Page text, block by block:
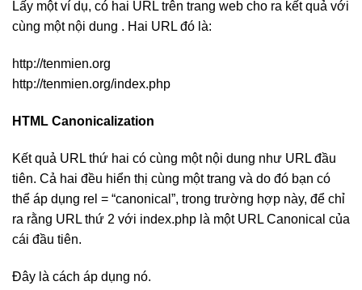
Lấy một ví dụ, có hai URL trên trang web cho ra kết quả với
cùng một nội dung . Hai URL đó là:
http://tenmien.org
http://tenmien.org/index.php
HTML Canonicalization
Kết quả URL thứ hai có cùng một nội dung như URL đầu
tiên. Cả hai đều hiển thị cùng một trang và do đó bạn có
thể áp dụng rel = “canonical”, trong trường hợp này, để chỉ
ra rằng URL thứ 2 với index.php là một URL Canonical của
cái đầu tiên.
Đây là cách áp dụng nó.